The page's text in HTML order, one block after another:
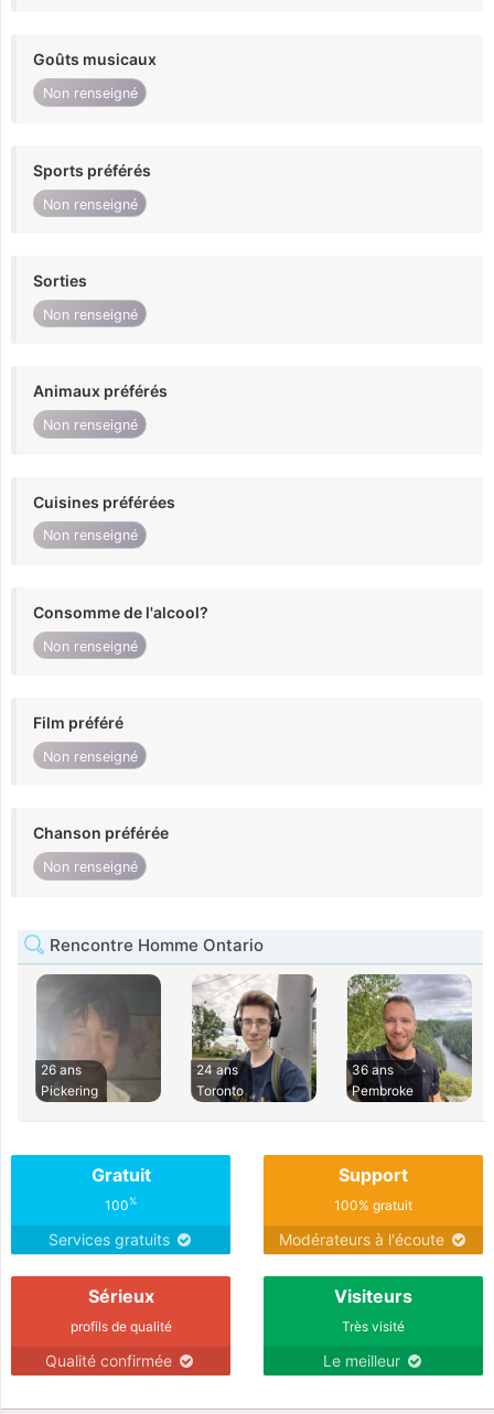
Goûts musicaux
Non renseigné
Sports préférés
Non renseigné
Sorties
Non renseigné
Animaux préférés
Non renseigné
Cuisines préférées
Non renseigné
Consomme de l'alcool?
Non renseigné
Film préféré
Non renseigné
Chanson préférée
Non renseigné
Rencontre Homme Ontario
26 ans
Pickering
24 ans
Toronto
36 ans
Pembroke
Gratuit
100%
Services gratuits
Support
100% gratuit
Modérateurs à l'écoute
Sérieux
profils de qualité
Qualité confirmée
Visiteurs
Très visité
Le meilleur